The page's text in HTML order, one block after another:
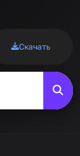
Скачать